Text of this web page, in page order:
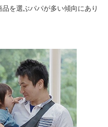
を選ぶパパが多い傾向にあり